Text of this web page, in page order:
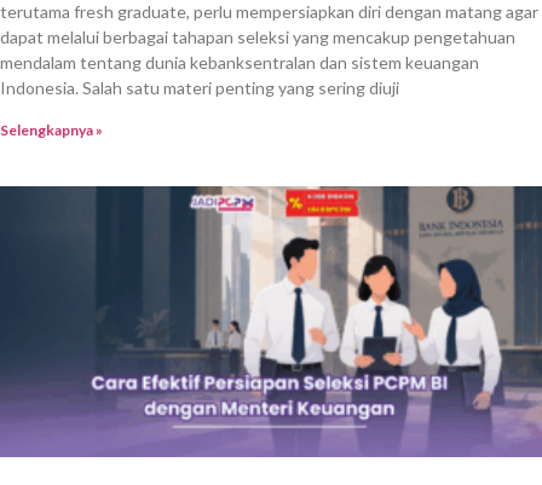
terutama fresh graduate, perlu mempersiapkan diri dengan matang agar
dapat melalui berbagai tahapan seleksi yang mencakup pengetahuan
mendalam tentang dunia kebanksentralan dan sistem keuangan
Indonesia. Salah satu materi penting yang sering diuji
Selengkapnya »